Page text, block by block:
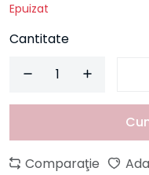
Epuizat
Cantitate
Comparaţie